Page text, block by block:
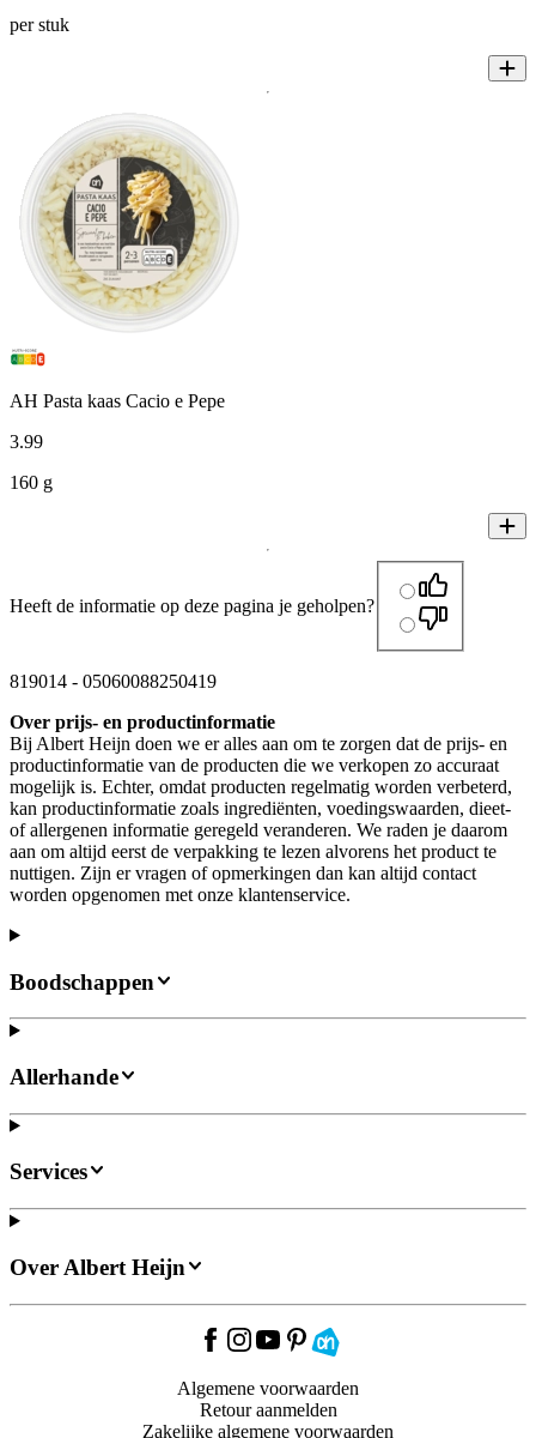
per stuk
AH Pasta kaas Cacio e Pepe
3.99
160 g
Heeft de informatie op deze pagina je geholpen?
819014 - 05060088250419
Over prijs- en productinformatie
Bij Albert Heijn doen we er alles aan om te zorgen dat de prijs- en
productinformatie van de producten die we verkopen zo accuraat
mogelijk is. Echter, omdat producten regelmatig worden verbeterd,
kan productinformatie zoals ingrediënten, voedingswaarden, dieet-
of allergenen informatie geregeld veranderen. We raden je daarom
aan om altijd eerst de verpakking te lezen alvorens het product te
nuttigen. Zijn er vragen of opmerkingen dan kan altijd contact
worden opgenomen met onze klantenservice.
Boodschappen
Allerhande
Services
Over Albert Heijn
Algemene voorwaarden
Retour aanmelden
Zakelijke algemene voorwaarden